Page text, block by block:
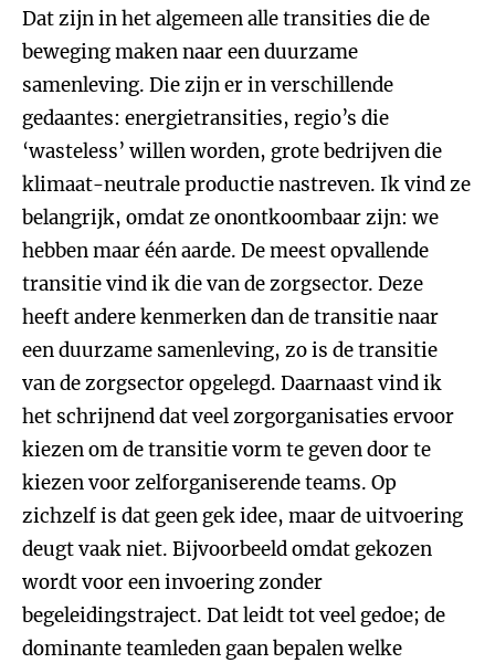
Dat zijn in het algemeen alle transities die de
beweging maken naar een duurzame
samenleving. Die zijn er in verschillende
gedaantes: energietransities, regio’s die
‘wasteless’ willen worden, grote bedrijven die
klimaat-neutrale productie nastreven. Ik vind ze
belangrijk, omdat ze onontkoombaar zijn: we
hebben maar één aarde. De meest opvallende
transitie vind ik die van de zorgsector. Deze
heeft andere kenmerken dan de transitie naar
een duurzame samenleving, zo is de transitie
van de zorgsector opgelegd. Daarnaast vind ik
het schrijnend dat veel zorgorganisaties ervoor
kiezen om de transitie vorm te geven door te
kiezen voor zelforganiserende teams. Op
zichzelf is dat geen gek idee, maar de uitvoering
deugt vaak niet. Bijvoorbeeld omdat gekozen
wordt voor een invoering zonder
begeleidingstraject. Dat leidt tot veel gedoe; de
dominante teamleden gaan bepalen welke